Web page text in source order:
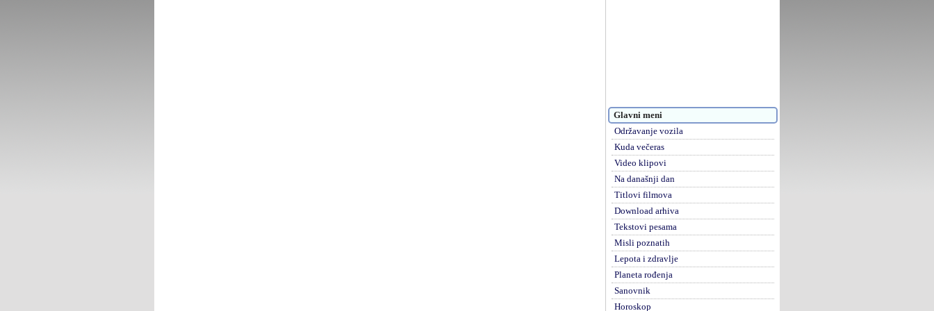
Glavni meni
Održavanje vozila
Kuda večeras
Video klipovi
Na današnji dan
Titlovi filmova
Download arhiva
Tekstovi pesama
Misli poznatih
Lepota i zdravlje
Planeta rođenja
Sanovnik
Horoskop